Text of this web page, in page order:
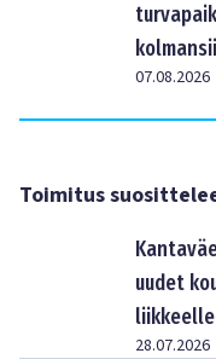
07.08.2026
Toimitus
uudet
liikkeelle
28.07.2026